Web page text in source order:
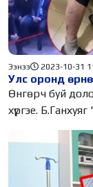
Улс оронд
Ээнээ 2023-10-31
Өнгөрч буй
хүргэе.